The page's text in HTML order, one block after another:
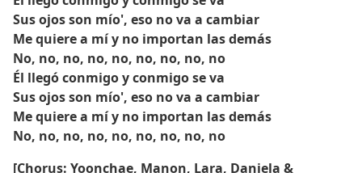
Sus ojos son mío', eso no va a cambiar
Me quiere a mí y no importan las demás
No, no, no, no, no, no, no, no, no
Él llegó conmigo y conmigo se va
Sus ojos son mío', eso no va a cambiar
Me quiere a mí y no importan las demás
No, no, no, no, no, no, no, no, no
[Chorus: Yoonchae, Manon, Lara, Daniela &